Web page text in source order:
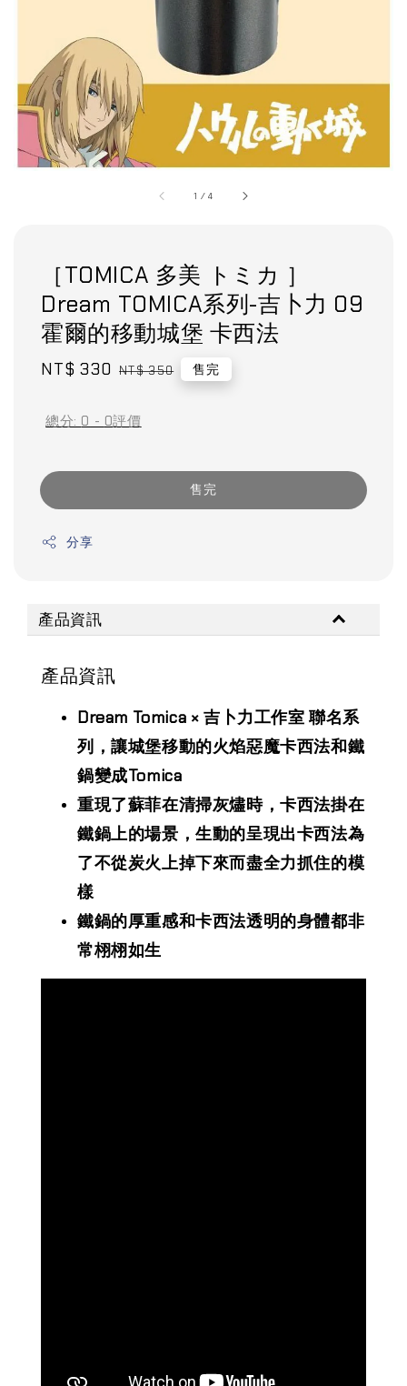
1 /4
［TOMICA 多美 トミカ ］
Dream TOMICA系列-吉卜力 09
霍爾的移動城堡 卡西法
Sale
NT$ 330 Regular
NT$ 350 售完
總分: 0 - 0評價
售完
分享
產品資訊
產品資訊
Dream Tomica × 吉卜力工作室 聯名系
列，讓城堡移動的火焰惡魔卡西法和鐵
鍋變成Tomica
重現了蘇菲在清掃灰燼時，卡西法掛在
鐵鍋上的場景，生動的呈現出卡西法為
了不從炭火上掉下來而盡全力抓住的模
樣
鐵鍋的厚重感和卡西法透明的身體都非
常栩栩如生